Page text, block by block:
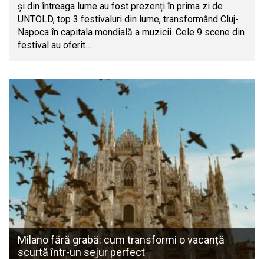
și din întreaga lume au fost prezenți în prima zi de
UNTOLD, top 3 festivaluri din lume, transformând Cluj-
Napoca în capitala mondială a muzicii. Cele 9 scene din
festival au oferit…
Milano fără grabă: cum transformi o vacanță
scurtă într-un sejur perfect